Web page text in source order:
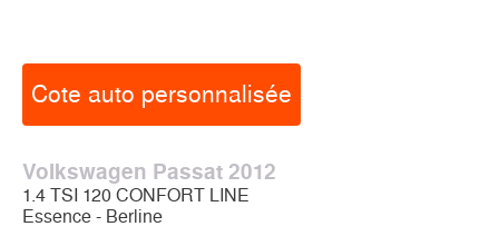
Cote auto personnalisée
Volkswagen Passat 2012
1.4 TSI 120 CONFORT LINE
Essence - Berline